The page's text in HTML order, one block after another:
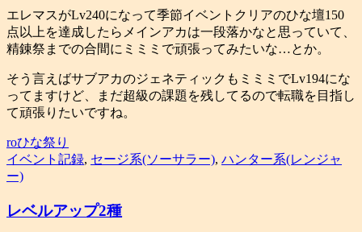
エレマスがLv240になって季節イベントクリアのひな壇150
点以上を達成したらメインアカは一段落かなと思っていて、
精錬祭までの合間にミミミで頑張ってみたいな…とか。
そう言えばサブアカのジェネティックもミミミでLv194にな
ってますけど、まだ超級の課題を残してるので転職を目指し
て頑張りたいですね。
roひな祭り
イベント記録, セージ系(ソーサラー), ハンター系(レンジャ
ー)
レベルアップ2種